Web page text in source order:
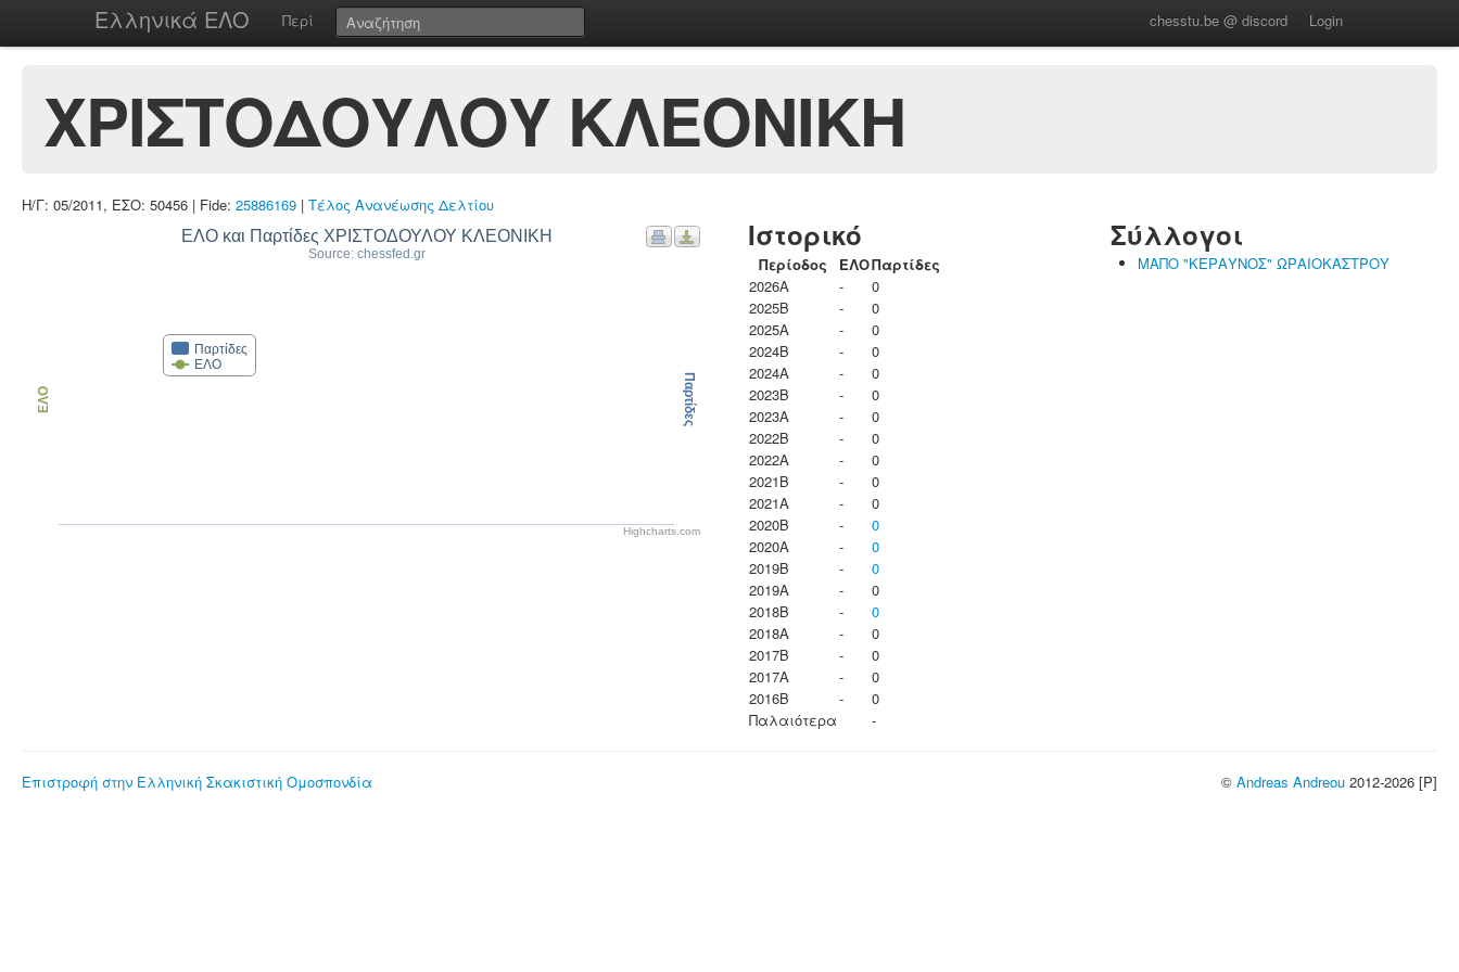
Ελληνικά ΕΛΟ Περί chesstu.be @ discord Login
ΧΡΙΣΤΟΔΟΥΛΟΥ ΚΛΕΟΝΙΚΗ
Η/Γ: 05/2011, ΕΣΟ: 50456 | Fide: 25886169 | Τέλος Ανανέωσης Δελτίου
ΕΛΟ και Παρτίδες ΧΡΙΣΤΟΔΟΥΛΟΥ ΚΛΕΟΝΙΚΗ
Source: chessfed.gr
Παρτίδες
ΕΛΟ
ΕΛΟ Παρτίδες
Highcharts.com
Ιστορικό
Περίοδος ΕΛΟΠαρτίδες
2026A
-
0
2025B
-
0
2025A
-
0
2024B
-
0
2024A
-
0
2023B
-
0
2023Α
-
0
2022B
-
0
2022A
-
0
2021B
-
0
2021A
-
0
2020B
-
0
2020A
-
0
2019B
-
0
2019A
-
0
2018B
-
0
2018A
-
0
2017B
-
0
2017A
-
0
2016B
-
0
Παλαιότερα
-
Σύλλογοι
ΜΑΠΟ "ΚΕΡΑΥΝΟΣ" ΩΡΑΙΟΚΑΣΤΡΟΥ
Επιστροφή στην Ελληνική Σκακιστική Ομοσπονδία © Andreas Andreou 2012-2026 [P]